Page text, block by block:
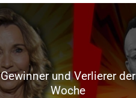
Gewinner und Verlierer der
Woche